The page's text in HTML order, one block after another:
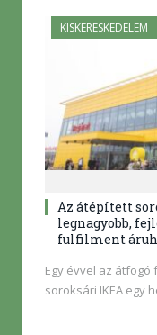
KISKERESKEDELEM
Az átépített
legnagyobb,
fulfilment
Egy évvel az
soroksári IKEA egy